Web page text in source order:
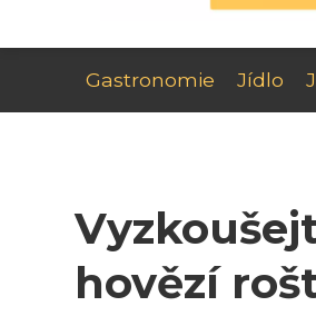
Gastronomie Jídlo
hovězí